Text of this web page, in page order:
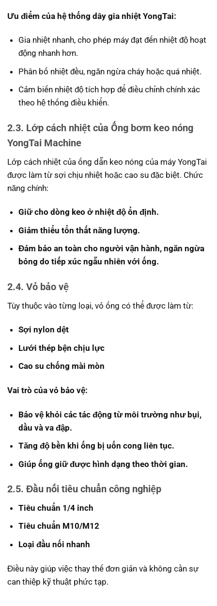
Ưu điểm của hệ thống dây gia nhiệt YongTai:
Gia nhiệt nhanh, cho phép máy đạt đến nhiệt độ hoạt
động nhanh hơn.
Phân bố nhiệt đều, ngăn ngừa cháy hoặc quá nhiệt.
Cảm biến nhiệt độ tích hợp để điều chỉnh chính xác
theo hệ thống điều khiển.
2.3. Lớp cách nhiệt của Ống bơm keo nóng
YongTai Machine
Lớp cách nhiệt của ống dẫn keo nóng của máy YongTai
được làm từ sợi chịu nhiệt hoặc cao su đặc biệt. Chức
năng chính:
Giữ cho dòng keo ở nhiệt độ ổn định.
Giảm thiểu tổn thất năng lượng.
Đảm bảo an toàn cho người vận hành, ngăn ngừa
bỏng do tiếp xúc ngẫu nhiên với ống.
2.4. Vỏ bảo vệ
Tùy thuộc vào từng loại, vỏ ống có thể được làm từ:
Sợi nylon dệt
Lưới thép bện chịu lực
Cao su chống mài mòn
Vai trò của vỏ bảo vệ:
Bảo vệ khỏi các tác động từ môi trường như bụi,
dầu và va đập.
Tăng độ bền khi ống bị uốn cong liên tục.
Giúp ống giữ được hình dạng theo thời gian.
2.5. Đầu nối tiêu chuẩn công nghiệp
Tiêu chuẩn 1/4 inch
Tiêu chuẩn M10/M12
Loại đầu nối nhanh
Điều này giúp việc thay thế đơn giản và không cần sự
can thiệp kỹ thuật phức tạp.